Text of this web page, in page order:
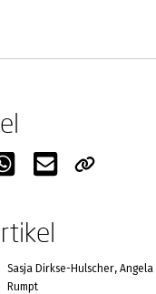
Sasja Dirkse-Hulscher,
Rumpt